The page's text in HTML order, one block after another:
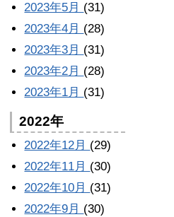
2023年5月 (31)
2023年4月 (28)
2023年3月 (31)
2023年2月 (28)
2023年1月 (31)
2022年
2022年12月 (29)
2022年11月 (30)
2022年10月 (31)
2022年9月 (30)